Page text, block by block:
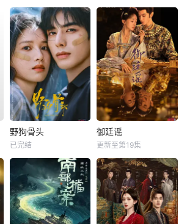
野狗骨头
已完结
御廷谣
更新至第19集